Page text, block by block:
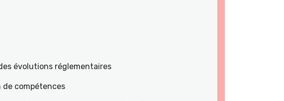
évolutions réglementaires
de compétences